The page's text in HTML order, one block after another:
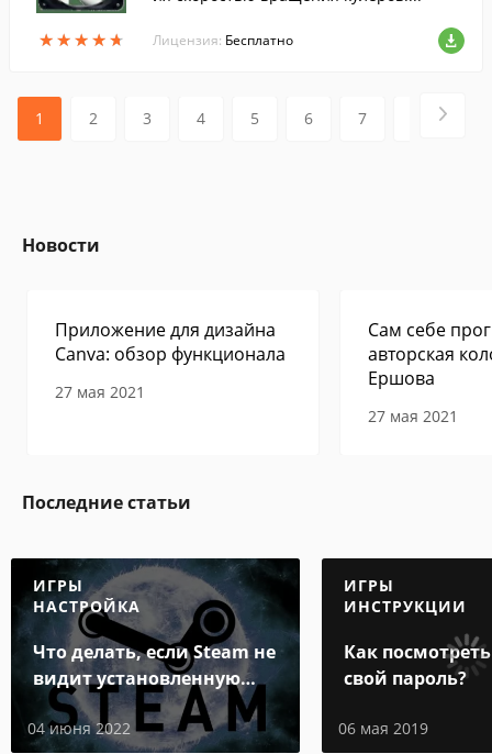
★★★★★
★★★★★ Лицензия: Бесплатно
1 2 3 4 5 6 7
Новости
Приложение для дизайна
Canva: обзор функционала
27 мая 2021
Сам себе
авторская
Ершова
27 мая 2021
Последние статьи
ИГРЫ
НАСТРОЙКА
Что делать, если Steam не
видит установленную
игру
04 июня 2022
ИГРЫ
ИНСТРУКЦИИ
Как
свой пароль?
06 мая 2019